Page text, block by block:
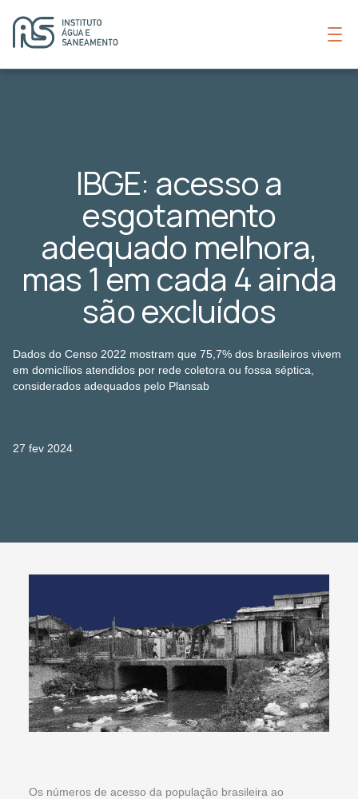
IBGE: acesso a
esgotamento
adequado melhora,
mas 1 em cada 4 ainda
são excluídos
Dados do Censo 2022 mostram que 75,7% dos brasileiros vivem
em domicílios atendidos por rede coletora ou fossa séptica,
considerados adequados pelo Plansab
27 fev 2024
Os números de acesso da população brasileira ao